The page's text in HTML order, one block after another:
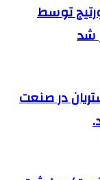
توسط
شد
در صنعت